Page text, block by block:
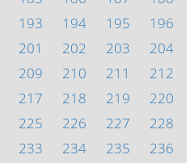
193 194 195
196
201 202 203
204
209 210 211
212
217 218 219
220
225 226 227
228
233 234 235
236